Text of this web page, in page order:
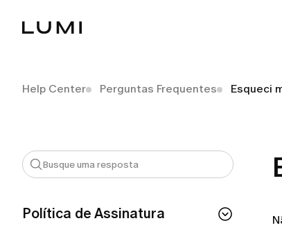
Help Center Perguntas Frequentes Esqueci
Política de Assinatura